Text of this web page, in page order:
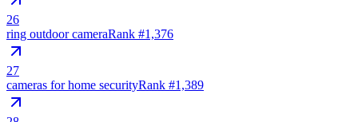
26
ring outdoor cameraRank #1,376
27
cameras for home securityRank #1,389